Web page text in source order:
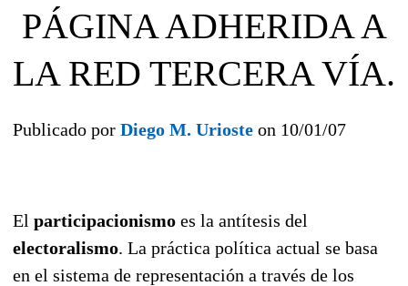
PÁGINA ADHERIDA A
LA RED TERCERA VÍA.
Publicado por Diego M. Urioste on 10/01/07
El participacionismo es la antítesis del
electoralismo. La práctica política actual se basa
en el sistema de representación a través de los